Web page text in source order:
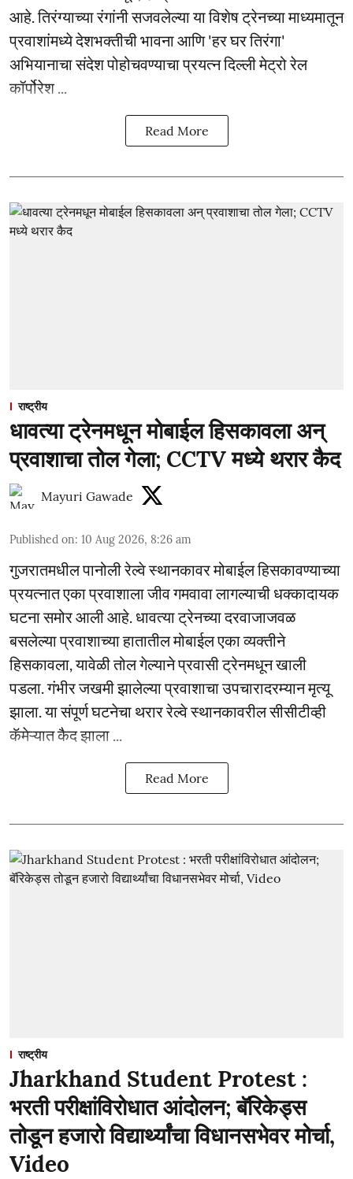
आहे. तिरंग्याच्या रंगांनी सजवलेल्या या विशेष ट्रेनच्या माध्यमातून
प्रवाशांमध्ये देशभक्तीची भावना आणि 'हर घर तिरंगा'
अभियानाचा संदेश पोहोचवण्याचा प्रयत्न दिल्ली मेट्रो रेल
कॉर्पोरेश ...
Read More
राष्ट्रीय
धावत्या ट्रेनमधून मोबाईल हिसकावला अन्
प्रवाशाचा तोल गेला; CCTV मध्ये थरार कैद
Mayuri Gawade
Published on: 10 Aug 2026, 8:26 am
गुजरातमधील पानोली रेल्वे स्थानकावर मोबाईल हिसकावण्याच्या
प्रयत्नात एका प्रवाशाला जीव गमवावा लागल्याची धक्कादायक
घटना समोर आली आहे. धावत्या ट्रेनच्या दरवाजाजवळ
बसलेल्या प्रवाशाच्या हातातील मोबाईल एका व्यक्तीने
हिसकावला, यावेळी तोल गेल्याने प्रवासी ट्रेनमधून खाली
पडला. गंभीर जखमी झालेल्या प्रवाशाचा उपचारादरम्यान मृत्यू
झाला. या संपूर्ण घटनेचा थरार रेल्वे स्थानकावरील सीसीटीव्ही
कॅमेऱ्यात कैद झाला ...
Read More
राष्ट्रीय
Jharkhand Student Protest :
भरती परीक्षांविरोधात आंदोलन; बॅरिकेड्स
तोडून हजारो विद्यार्थ्यांचा विधानसभेवर मोर्चा,
Video